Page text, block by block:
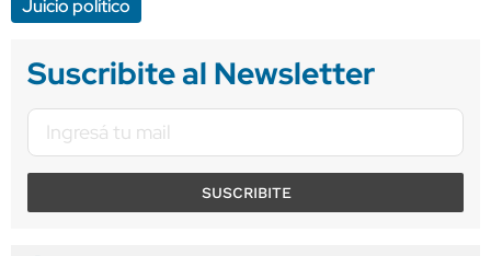
Juicio político
Suscribite al Newsletter
SUSCRIBITE